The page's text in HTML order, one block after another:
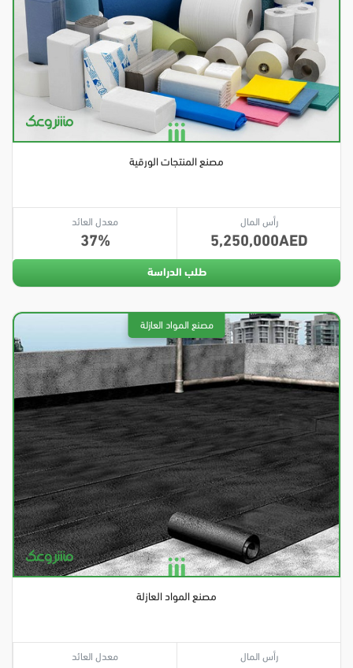
مصنع المنتجات الورقية
رأس المال
5,250,000
معدل العائد
37
طلب الدراسة
مصنع المواد العازلة
رأس المال معدل العائد